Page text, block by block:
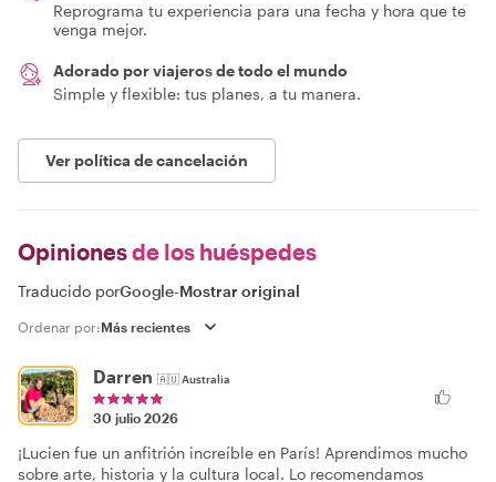
Reprograma tu experiencia para una fecha y hora que te
venga mejor.
Adorado por viajeros de todo el mundo
Simple y flexible: tus planes, a tu manera.
Ver política de cancelación
Opinionesde los huéspedes
Traducido porGoogle-Mostrar original
Ordenar por:
Darren 🇦🇺Australia
30 julio 2026
¡Lucien fue un anfitrión increíble en París! Aprendimos mucho
sobre arte, historia y la cultura local. Lo recomendamos